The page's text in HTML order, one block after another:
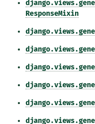
ResponseMixin